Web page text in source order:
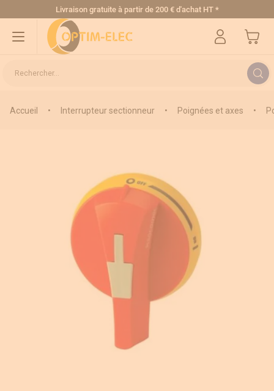
Allez au contenuLivraison gratuite à partir de 200 € d'achat HT *
Mon
Rechercher...
Accueil • Interrupteur sectionneur • Poignées et axes •